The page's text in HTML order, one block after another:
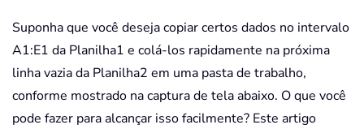
Suponha que você deseja copiar certos dados no intervalo
A1:E1 da Planilha1 e colá-los rapidamente na próxima
linha vazia da Planilha2 em uma pasta de trabalho,
conforme mostrado na captura de tela abaixo. O que você
pode fazer para alcançar isso facilmente? Este artigo